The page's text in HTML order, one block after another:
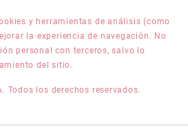
y herramientas de análisis (como
la experiencia de navegación. No
personal con terceros, salvo lo
del sitio.
Todos los derechos reservados.